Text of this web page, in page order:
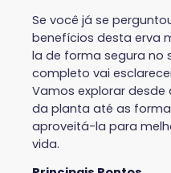
Se você já se
benefícios desta erva
la de forma segura no
completo vai
Vamos explorar
da planta até as
aproveitá-la para
vida.